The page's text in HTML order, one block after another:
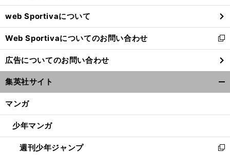
ウ
で
開
く
web Sportivaについて
Web Sportivaについてのお問い合わせ
新
し
い
ウ
ィ
ン
ウ
開
く
広告についてのお問い合わせ
集英社サイト
マンガ
少年マンガ
週刊少年ジャンプ
新